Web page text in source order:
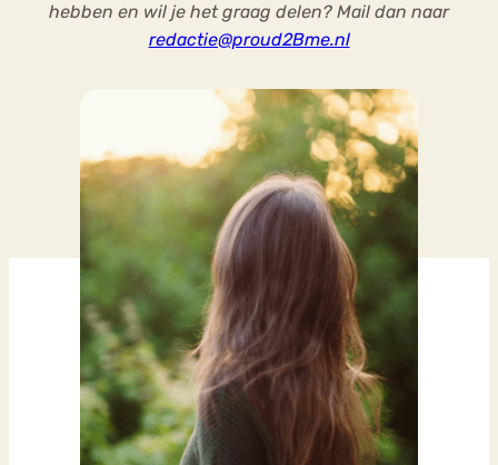
hebben en wil je het graag delen? Mail dan naar
redactie@proud2Bme.nl